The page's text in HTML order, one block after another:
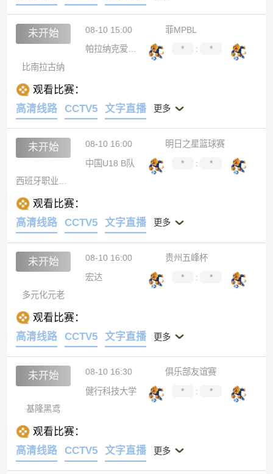
未开始 08-10 15:00
菲MPBL
帕拉纳克爱国者
* :
*
比南拉古纳
观看比赛：
高清线路
CCTV5 文字直播 更多
未开始 08-10 16:00
明日之星篮球赛
中国U18 B队
* :
*
观看比赛：
高清线路
CCTV5 文字直播 更多
未开始 08-10 16:00
贵州五峰杯
宏达
* :
*
多元化元老
观看比赛：
高清线路
CCTV5 文字直播 更多
未开始 08-10 16:30
俱乐部友谊赛
健行科技大学
* :
*
基隆黑鸢
观看比赛：
高清线路
CCTV5 文字直播 更多